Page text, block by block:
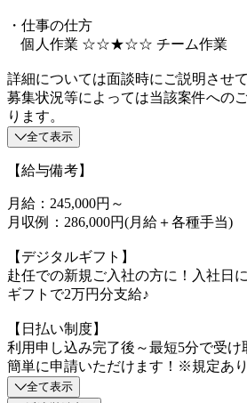
・仕事の仕方
個人作業 ☆☆★☆☆ チーム作業
詳細については面談時にご説明させ
募集状況等によっては当該案件への
ります。
全て表示
【給与備考】
月給：245,000円～
月収例：286,000円(月給＋各種手当)
【デジタルギフト】
赴任での新規ご入社の方に！入社日
ギフトで2万円分支給♪
【日払い制度】
利用申し込み完了後～最短5分で受け
簡単に申請いただけます！※規定あり
全て表示